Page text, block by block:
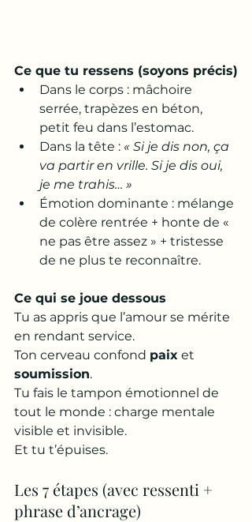
Ce que tu ressens (soyons précis)
Dans le corps : mâchoire
serrée, trapèzes en béton,
petit feu dans l’estomac.
Dans la tête : « Si je dis non, ça
va partir en vrille. Si je dis oui,
je me trahis… »
Émotion dominante : mélange
de colère rentrée + honte de «
ne pas être assez » + tristesse
de ne plus te reconnaître.
Ce qui se joue dessous
Tu as appris que l’amour se mérite
en rendant service.
Ton cerveau confond paix et
soumission.
Tu fais le tampon émotionnel de
tout le monde : charge mentale
visible et invisible.
Et tu t’épuises.
Les 7 étapes (avec ressenti +
phrase d’ancrage)